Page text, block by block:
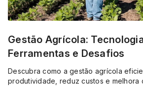
Gestão Agrícola:
Ferramentas e Desafios
Descubra como a gestão agrícola
produtividade, reduz custos e melhora